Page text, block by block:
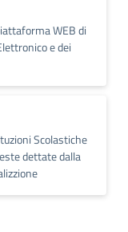
WEB di
e dei
Scolastiche
dettate dalla